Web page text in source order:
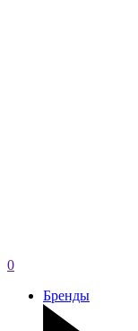
0
Бренды